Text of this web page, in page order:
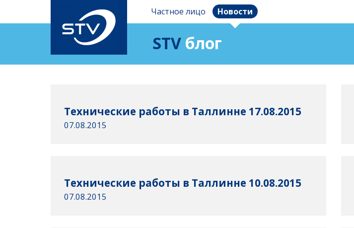
Частное лицо Новости
STV блог
Технические работы в Таллинне 17.08.2015
07.08.2015
Технические работы в Таллинне 10.08.2015
07.08.2015